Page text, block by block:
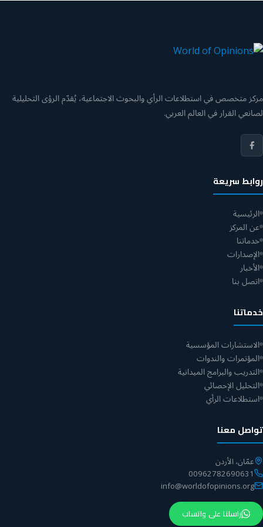
مركز متخصص في استطلاعات الرأي والبحوث الاجتماعية، يُقدّم الرؤى التحليلية
لصانعي القرار في العالم العربي.
روابط سريعة
الرئيسية
عن المركز
خدماتنا
الإصدارات
الأخبار
اتصل بنا
خدماتنا
الاستشارات المؤسسية
المؤتمرات والندوات
التدريب والبرامج الميدانية
التحليل الإحصائي
استطلاعات الرأي
تواصل معنا
عمّان، الأردن
00962782690631
info@worldofopinions.org
راسلنا على واتساب